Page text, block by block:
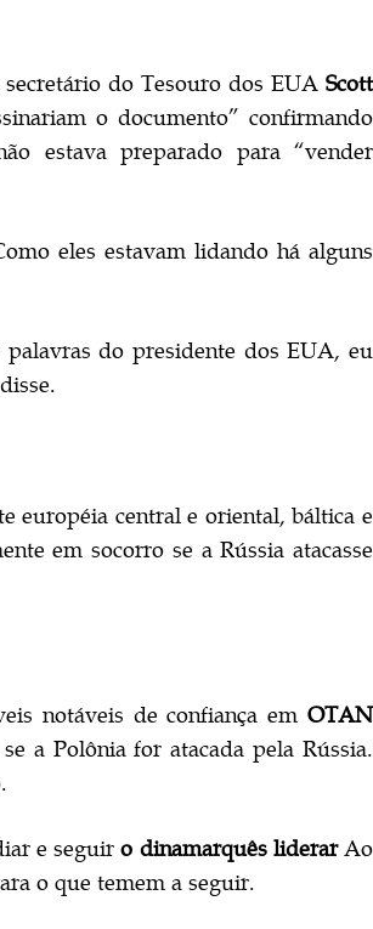
do Tesouro dos EUA Scott
o documento” confirmando
estava preparado para “vender
eles estavam lidando há alguns
palavras do presidente dos EUA, eu
européia central e oriental, báltica e
em socorro se a Rússia atacasse
notáveis ​​de confiança emOTAN
a Polônia for atacada pela Rússia.
e seguiro dinamarquês liderarAo
o que temem a seguir.